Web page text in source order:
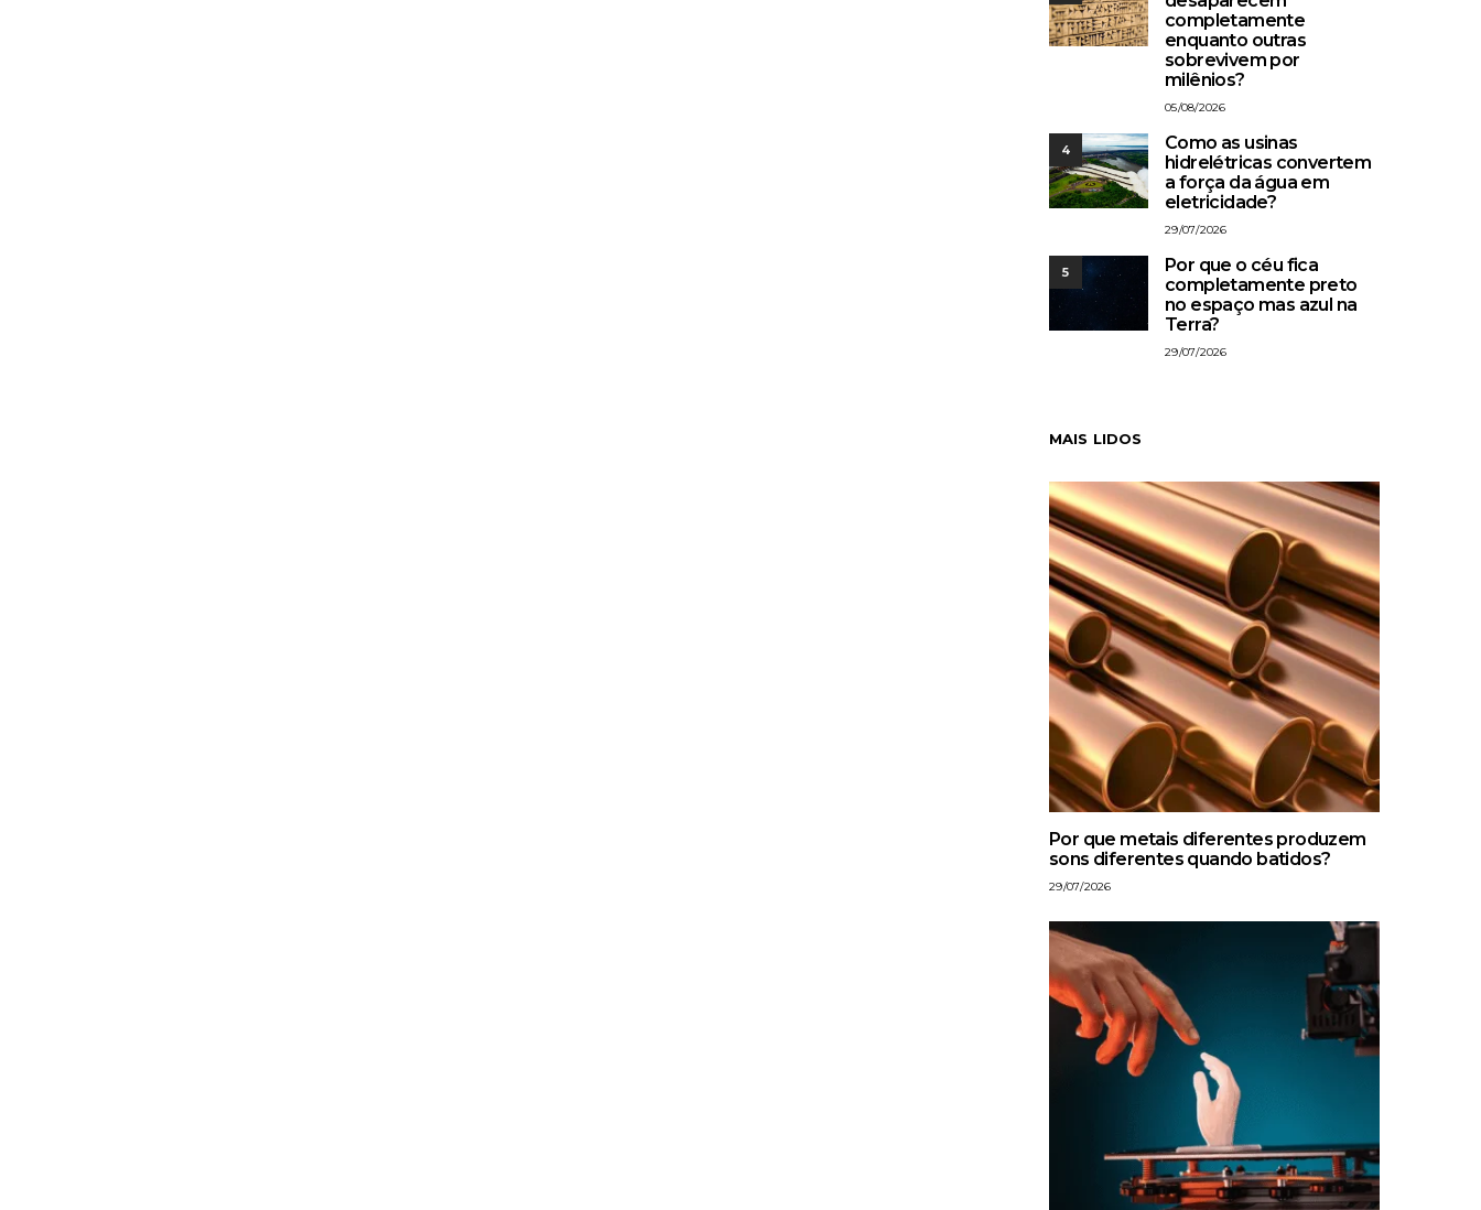
completamente
enquanto outras
sobrevivem por
milênios?
05/08/2026
4
Como as usinas
hidrelétricas convertem
a força da água em
eletricidade?
29/07/2026
5
Por que o céu fica
completamente preto
no espaço mas azul na
Terra?
29/07/2026
MAIS LIDOS
Por que metais diferentes produzem
sons diferentes quando batidos?
29/07/2026